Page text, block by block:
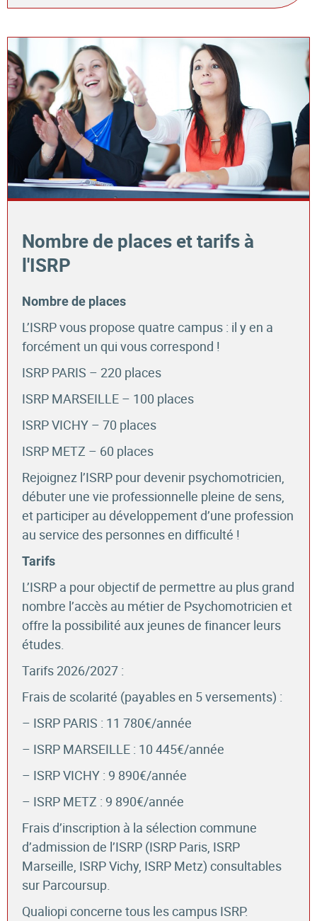
Nombre de places et tarifs à
l'ISRP
Nombre de places
L’ISRP vous propose quatre campus : il y en a
forcément un qui vous correspond !
ISRP PARIS – 220 places
ISRP MARSEILLE – 100 places
ISRP VICHY – 70 places
ISRP METZ – 60 places
Rejoignez l’ISRP pour devenir psychomotricien,
débuter une vie professionnelle pleine de sens,
et participer au développement d’une profession
au service des personnes en difficulté !
Tarifs
L’ISRP a pour objectif de permettre au plus grand
nombre l’accès au métier de Psychomotricien et
offre la possibilité aux jeunes de financer leurs
études.
Tarifs 2026/2027 :
Frais de scolarité (payables en 5 versements) :
– ISRP PARIS : 11 780€/année
– ISRP MARSEILLE : 10 445€/année
– ISRP VICHY : 9 890€/année
– ISRP METZ : 9 890€/année
Frais d’inscription à la sélection commune
d’admission de l’ISRP (ISRP Paris, ISRP
Marseille, ISRP Vichy, ISRP Metz) consultables
sur Parcoursup.
Qualiopi concerne tous les campus ISRP.